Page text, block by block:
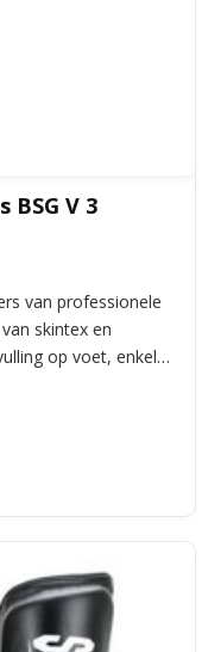
BSG V 3
van professionele
skintex en
op voet, enkel